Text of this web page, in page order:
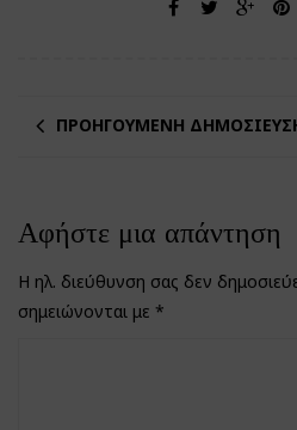
ΠΡΟΗΓΟΎΜΕΝΗ
Αφήστε μια απάντηση
Η ηλ. διεύθυνση σας δεν
σημειώνονται με *